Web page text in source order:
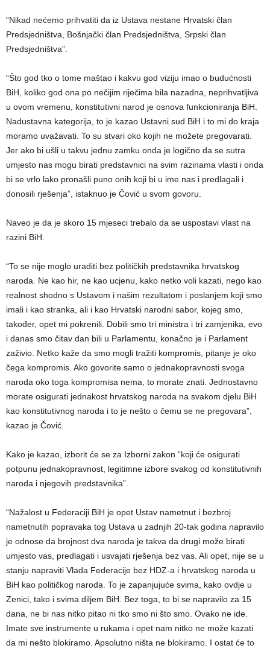
“Nikad nećemo prihvatiti da iz Ustava nestane Hrvatski član
Predsjedništva, Bošnjački član Predsjedništva, Srpski član
Predsjedništva”.
“Što god tko o tome maštao i kakvu god viziju imao o budućnosti
BiH, koliko god ona po nečijim riječima bila nazadna, neprihvatljiva
u ovom vremenu, konstitutivni narod je osnova funkcioniranja BiH.
Nadustavna kategorija, to je kazao Ustavni sud BiH i to mi do kraja
moramo uvažavati. To su stvari oko kojih ne možete pregovarati.
Jer ako bi ušli u takvu jednu zamku onda je logično da se sutra
umjesto nas mogu birati predstavnici na svim razinama vlasti i onda
bi se vrlo lako pronašli puno onih koji bi u ime nas i predlagali i
donosili rješenja”, istaknuo je Čović u svom govoru.
Naveo je da je skoro 15 mjeseci trebalo da se uspostavi vlast na
razini BiH.
“To se nije moglo uraditi bez političkih predstavnika hrvatskog
naroda. Ne kao hir, ne kao ucjenu, kako netko voli kazati, nego kao
realnost shodno s Ustavom i našim rezultatom i poslanjem koji smo
imali i kao stranka, ali i kao Hrvatski narodni sabor, kojeg smo,
također, opet mi pokrenili. Dobili smo tri ministra i tri zamjenika, evo
i danas smo čitav dan bili u Parlamentu, konačno je i Parlament
zaživio. Netko kaže da smo mogli tražiti kompromis, pitanje je oko
čega kompromis. Ako govorite samo o jednakopravnosti svoga
naroda oko toga kompromisa nema, to morate znati. Jednostavno
morate osigurati jednakost hrvatskog naroda na svakom djelu BiH
kao konstitutivnog naroda i to je nešto o čemu se ne pregovara”,
kazao je Čović.
Kako je kazao, izborit će se za Izborni zakon “koji će osigurati
potpunu jednakopravnost, legitimne izbore svakog od konstitutivnih
naroda i njegovih predstavnika”.
“Nažalost u Federaciji BiH je opet Ustav nametnut i bezbroj
nametnutih popravaka tog Ustava u zadnjih 20-tak godina napravilo
je odnose da brojnost dva naroda je takva da drugi može birati
umjesto vas, predlagati i usvajati rješenja bez vas. Ali opet, nije se u
stanju napraviti Vlada Federacije bez HDZ-a i hrvatskog naroda u
BiH kao političkog naroda. To je zapanjujuće svima, kako ovdje u
Zenici, tako i svima diljem BiH. Bez toga, to bi se napravilo za 15
dana, ne bi nas nitko pitao ni tko smo ni što smo. Ovako ne ide.
Imate sve instrumente u rukama i opet nam nitko ne može kazati
da mi nešto blokiramo. Apsolutno ništa ne blokiramo. I ostat će to